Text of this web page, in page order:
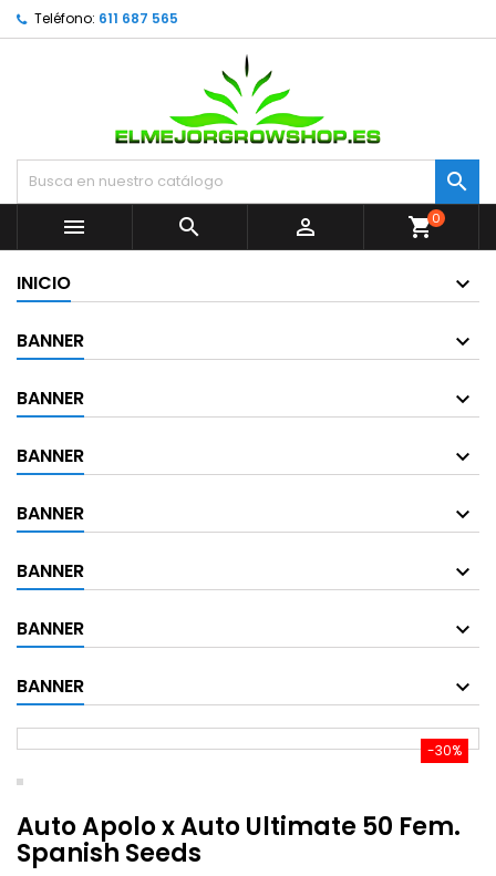
Teléfono: 611 687 565


  shopping_cart0
INICIO
BANNER
BANNER
BANNER
BANNER
BANNER
BANNER
BANNER
-30%
Auto Apolo x Auto Ultimate 50 Fem.
Spanish Seeds